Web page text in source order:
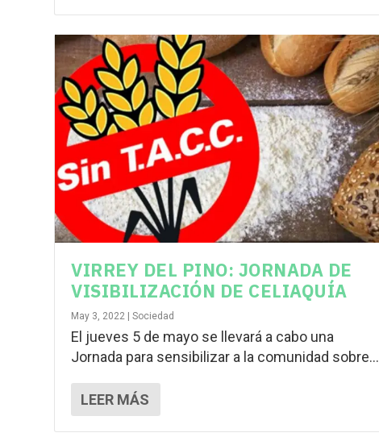
VIRREY DEL PINO: JORNADA DE
VISIBILIZACIÓN DE CELIAQUÍA
May 3, 2022 |Sociedad
El jueves 5 de mayo se llevará a cabo una
Jornada para sensibilizar a la comunidad sobre...
LEER MÁS